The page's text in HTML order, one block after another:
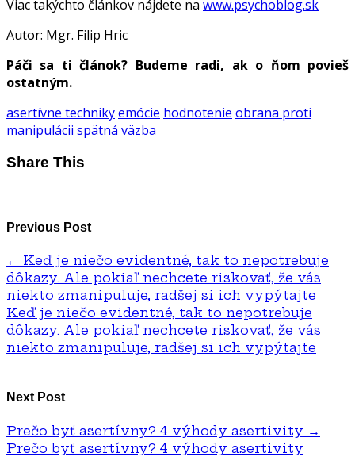
Viac takýchto článkov nájdete na www.psychoblog.sk
Autor: Mgr. Filip Hric
Páči sa ti článok? Budeme radi, ak o ňom povieš
ostatným.
asertívne technikyemócie hodnotenie obrana proti
manipulácii spätná väzba
Share This
Previous Post
← Keď je niečo evidentné, tak to nepotrebuje
dôkazy. Ale pokiaľ nechcete riskovať, že vás
niekto zmanipuluje, radšej si ich vypýtajte
Keď je niečo evidentné, tak to nepotrebuje
dôkazy. Ale pokiaľ nechcete riskovať, že vás
niekto zmanipuluje, radšej si ich vypýtajte
Next Post
Prečo byť asertívny? 4 výhody asertivity →
Prečo byť asertívny? 4 výhody asertivity